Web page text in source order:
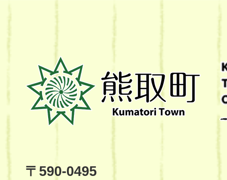
熊
取
町
Kumatori
Site
〒590-0495